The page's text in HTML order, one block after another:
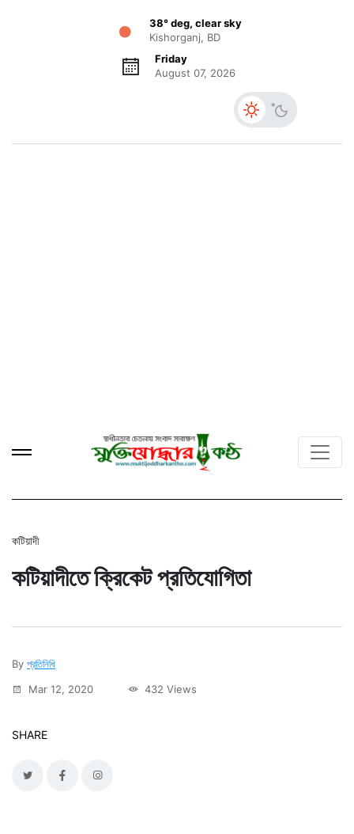
38° deg, clear sky
Kishorganj, BD
Friday
August 07, 2026
কটিয়াদী
কটিয়াদীতে ক্রিকেট প্রতিযোগিতা
By প্রতিনিধি
Mar 12, 2020
432 Views
SHARE